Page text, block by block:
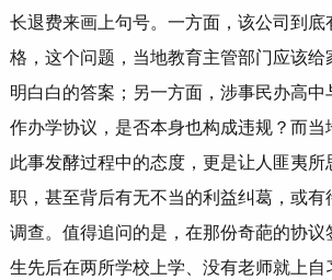
长退费来画上句号。一方面，该公司到底
格，这个问题，当地教育主管部门应该给
明白白的答案；另一方面，涉事民办高中
作办学协议，是否本身也构成违规？而当
此事发酵过程中的态度，更是让人匪夷所
职，甚至背后有无不当的利益纠葛，或有
调查。值得追问的是，在那份奇葩的协议
生先后在两所学校上学、没有老师就上自